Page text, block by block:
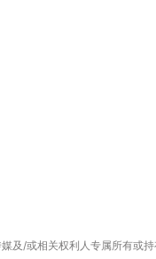
及/或相关权利人专属所有或